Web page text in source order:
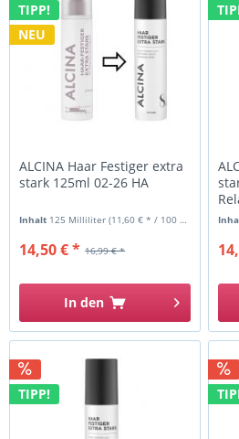
TIPP!
NEU
ALCINA Haar Festiger extra
stark 125ml 02-26 HA
Inhalt 125 Milliliter(11,60 € * / 100 Milliliter)
16,99 € *
14,50 € *
In den
TIPP!